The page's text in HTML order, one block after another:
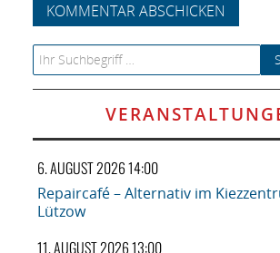
Search for:
6. AUGUST 2026 14:00
Repaircafé – Alternativ im
Lützow
11. AUGUST 2026 13:00